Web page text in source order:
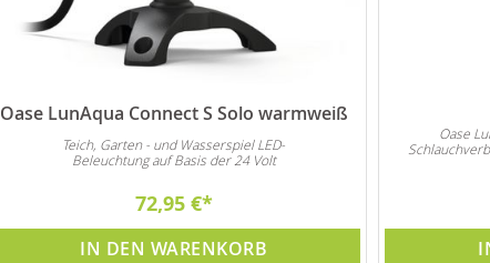
Oase LunAqua Connect S Solo warmweiß
Teich, Garten - und Wasserspiel LED-
Beleuchtung auf Basis der 24 Volt
72,95 €
IN DEN WARENKORB
Oase